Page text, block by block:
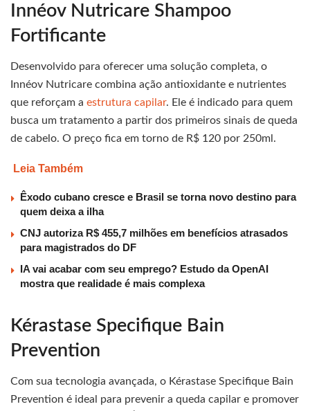
Innéov Nutricare Shampoo
Fortificante
Desenvolvido para oferecer uma solução completa, o
Innéov Nutricare combina ação antioxidante e nutrientes
que reforçam a estrutura capilar. Ele é indicado para quem
busca um tratamento a partir dos primeiros sinais de queda
de cabelo. O preço fica em torno de R$ 120 por 250ml.
Leia Também
Êxodo cubano cresce e Brasil se torna novo destino para
quem deixa a ilha
CNJ autoriza R$ 455,7 milhões em benefícios atrasados
para magistrados do DF
IA vai acabar com seu emprego? Estudo da OpenAI
mostra que realidade é mais complexa
Kérastase Specifique Bain
Prevention
Com sua tecnologia avançada, o Kérastase Specifique Bain
Prevention é ideal para prevenir a queda capilar e promover